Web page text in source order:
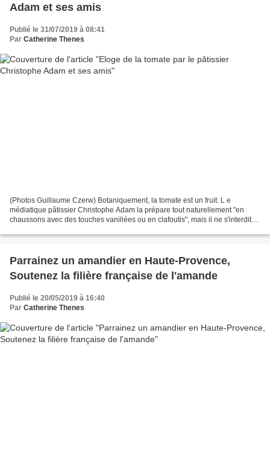
Adam et ses amis
Publié le 31/07/2019 à 08:41
Par Catherine Thenes
(Photos Guillaume Czerw) Botaniquement, la tomate est un fruit. L e
médiatique pâtissier Christophe Adam la prépare tout naturellement "en
chaussons avec des touches vanillées ou en clafoutis", mais il ne s'interdit
Parrainez un amandier en Haute-Provence,
Soutenez la filière française de l'amande
Publié le 20/05/2019 à 16:40
Par Catherine Thenes